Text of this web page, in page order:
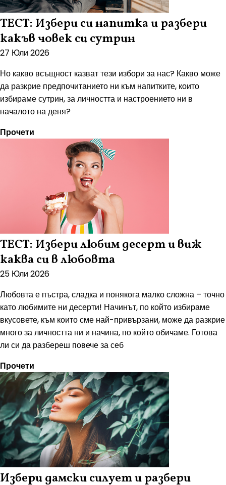
ТЕСТ: Избери си напитка и разбери
какъв човек си сутрин
27 Юли 2026
Но какво всъщност казват тези избори за нас? Какво може
да разкрие предпочитанието ни към напитките, които
избираме сутрин, за личността и настроението ни в
началото на деня?
Прочети
ТЕСТ: Избери любим десерт и виж
каква си в любовта
25 Юли 2026
Любовта е пъстра, сладка и понякога малко сложна – точно
като любимите ни десерти! Начинът, по който избираме
вкусовете, към които сме най-привързани, може да разкрие
много за личността ни и начина, по който обичаме. Готова
ли си да разбереш повече за себ
Прочети
Избери дамски силует и разбери